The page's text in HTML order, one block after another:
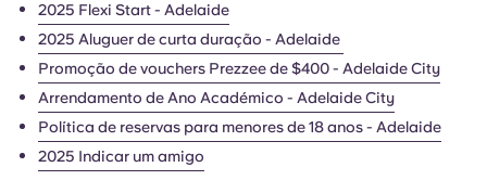
Deutsch
Italian
French
2025 Flexi Start - Adelaide
2025 Aluguer de curta duração - Adelaide
Promoção de vouchers Prezzee de $400 - Adelaide City
Arrendamento de Ano Académico - Adelaide City
Política de reservas para menores de 18 anos - Adelaide
2025 Indicar um amigo